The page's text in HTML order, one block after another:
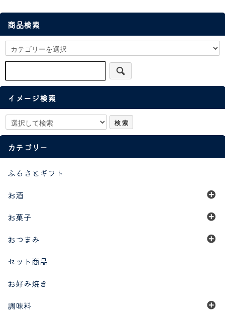
商品検索
イメージ検索
カテゴリー
ふるさとギフト
お酒
お菓子
おつまみ
セット商品
お好み焼き
調味料